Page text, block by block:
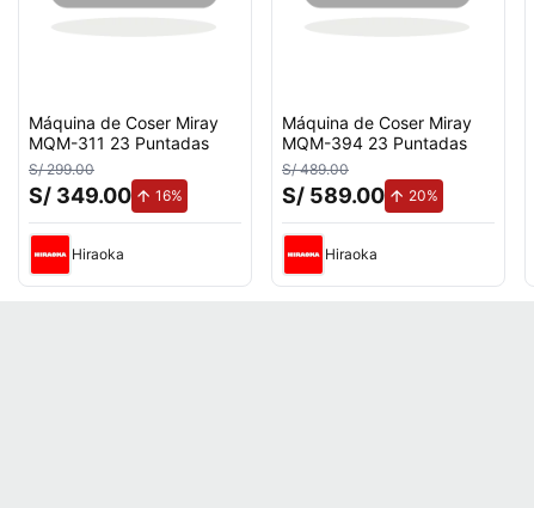
Máquina de Coser Miray
MQM-311 23 Puntadas
S/ 299.00
S/ 349.00 16%
Hiraoka
Máquina de Coser Miray
MQM-394 23 Puntadas
S/ 489.00
S/ 589.00 20%
Hiraoka